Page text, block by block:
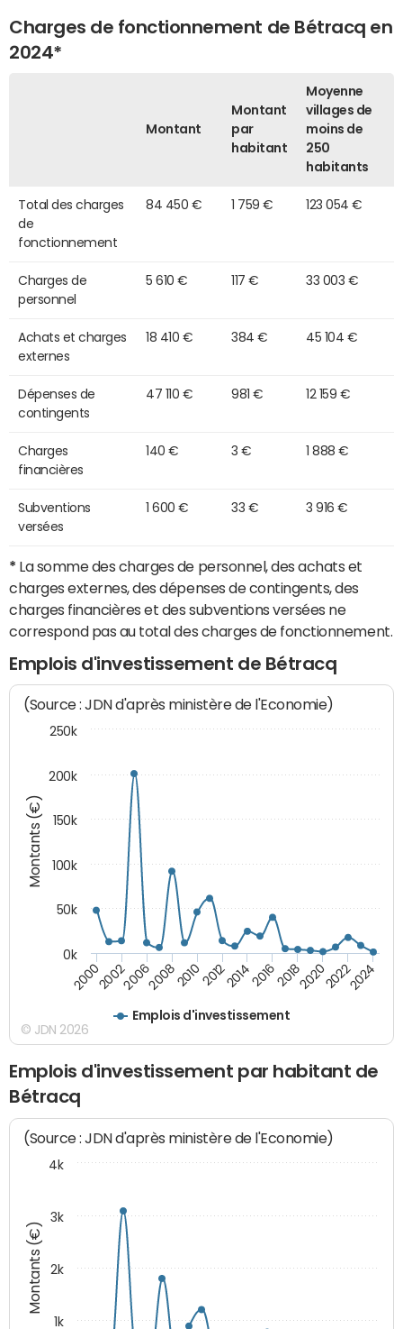
Charges de fonctionnement de Bétracq en
2024*
Montant
Montant
par
habitant
Moyenne
villages de
moins de
250
habitants
Total des charges
de
fonctionnement
84 450 € 1 759 € 123 054 €
Charges de
personnel
5 610 € 117 € 33 003 €
Achats et charges
externes
18 410 € 384 € 45 104 €
Dépenses de
contingents
47 110 € 981 € 12 159 €
Charges
financières
140 € 3 € 1 888 €
Subventions
versées
1 600 € 33 € 3 916 €
* La somme des charges de personnel, des achats et
charges externes, des dépenses de contingents, des
charges financières et des subventions versées ne
correspond pas au total des charges de fonctionnement.
Emplois d'investissement de Bétracq
Montants (€)
(Source : JDN d'après ministère de l'Economie)
Emplois d'investissement
200020022006200820102012201420162018202020222024
0k
50k
100k
150k
200k
250k
© JDN 2026
Emplois d'investissement par habitant de
Bétracq
Montants (€)
(Source : JDN d'après ministère de l'Economie)
1k
2k
3k
4k